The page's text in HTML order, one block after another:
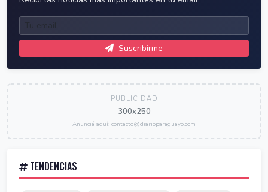
Suscribirme
PUBLICIDAD
300x250
Anunciá aquí: contacto@diarioparaguayo.com
TENDENCIAS